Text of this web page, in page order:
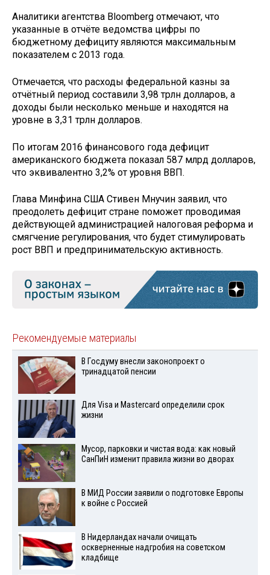
Аналитики агентства Bloomberg отмечают, что
указанные в отчёте ведомства цифры по
бюджетному дефициту являются максимальным
показателем с 2013 года.
Отмечается, что расходы федеральной казны за
отчётный период составили 3,98 трлн долларов, а
доходы были несколько меньше и находятся на
уровне в 3,31 трлн долларов.
По итогам 2016 финансового года дефицит
американского бюджета показал 587 млрд долларов,
что эквивалентно 3,2% от уровня ВВП.
Глава Минфина США Стивен Мнучин заявил, что
преодолеть дефицит стране поможет проводимая
действующей администрацией налоговая реформа и
смягчение регулирования, что будет стимулировать
рост ВВП и предпринимательскую активность.
Рекомендуемые материалы
В Госдуму внесли законопроект о
тринадцатой пенсии
Для Visа и Mastercard определили срок
жизни
Мусор, парковки и чистая вода: как новый
СанПиН изменит правила жизни во дворах
В МИД России заявили о подготовке Европы
к войне с Россией
В Нидерландах начали очищать
оскверненные надгробия на советском
кладбище